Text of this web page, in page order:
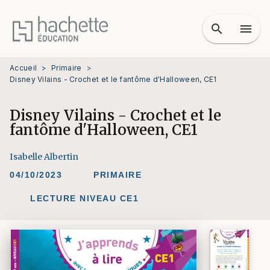
MENU RECHERCHE
PIED DE PAGE
search menu
Accueil > Primaire
>
Disney Vilains - Crochet et le fantôme d'Halloween, CE1
Disney Vilains - Crochet et le
fantôme d'Halloween, CE1
Isabelle Albertin
04/10/2023 PRIMAIRE
LECTURE NIVEAU CE1